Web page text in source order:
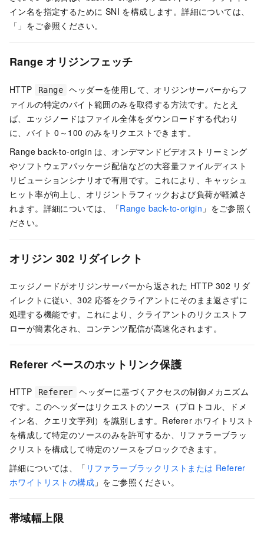
イン名を指定するために SNI を構成します。詳細については、
「」をご参照ください。
Range オリジンフェッチ
HTTP Range
ヘッダーを使用して、オリジンサーバーからフ
ァイルの特定のバイト範囲のみを取得する方法です。たとえ
ば、エッジノードはファイル全体をダウンロードする代わり
に、バイト 0～100 のみをリクエストできます。
Range back-to-origin は、オンデマンドビデオストリーミング
やソフトウェアパッケージ配信などの大容量ファイルディスト
リビューションシナリオで有用です。これにより、キャッシュ
ヒット率が向上し、オリジントラフィックおよび負荷が軽減さ
れます。詳細については、「Range back-to-origin 」をご参照く
ださい。
オリジン 302 リダイレクト
エッジノードがオリジンサーバーから返された HTTP 302 リダ
イレクトに従い、302 応答をクライアントにそのまま返さずに
処理する機能です。これにより、クライアントのリクエストフ
ローが簡素化され、コンテンツ配信が高速化されます。
Referer ベースのホットリンク保護
HTTP Referer
ヘッダーに基づくアクセスの制御メカニズム
です。このヘッダーはリクエストのソース（プロトコル、ドメ
イン名、クエリ文字列）を識別します。Referer ホワイトリスト
を構成して特定のソースのみを許可するか、リファラーブラッ
クリストを構成して特定のソースをブロックできます。
詳細については、「 リファラーブラックリストまたは Referer
ホワイトリストの構成 」をご参照ください。
帯域幅上限